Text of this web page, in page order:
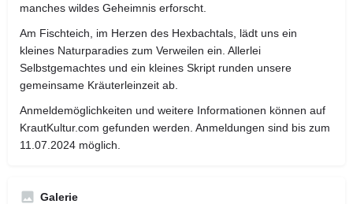
manches wildes Geheimnis erforscht.
Am Fischteich, im Herzen des Hexbachtals, lädt uns ein
kleines Naturparadies zum Verweilen ein. Allerlei
Selbstgemachtes und ein kleines Skript runden unsere
gemeinsame Kräuterleinzeit ab.
Anmeldemöglichkeiten und weitere Informationen können auf
KrautKultur.com gefunden werden. Anmeldungen sind bis zum
11.07.2024 möglich.
Galerie